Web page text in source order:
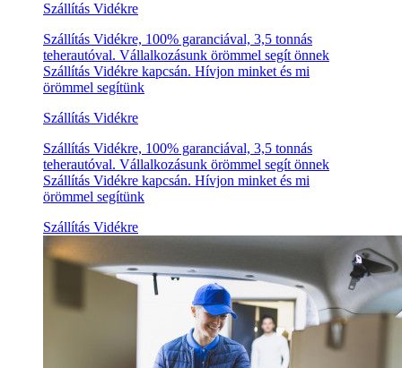
Szállítás Vidékre
Szállítás Vidékre, 100% garanciával, 3,5 tonnás
teherautóval. Vállalkozásunk örömmel segít önnek
Szállítás Vidékre kapcsán. Hívjon minket és mi
örömmel segítünk
Szállítás Vidékre
Szállítás Vidékre, 100% garanciával, 3,5 tonnás
teherautóval. Vállalkozásunk örömmel segít önnek
Szállítás Vidékre kapcsán. Hívjon minket és mi
örömmel segítünk
Szállítás Vidékre